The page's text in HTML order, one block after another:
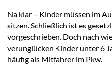
Na klar – Kinder müssen im
sitzen. Schließlich ist es
vorgeschrieben. Doch nach
verunglücken Kinder unter 6
häufig als Mitfahrer im Pkw.